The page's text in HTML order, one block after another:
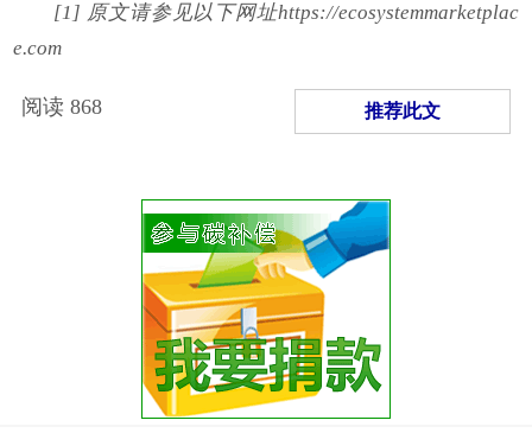
[1] 原文请参见以下网址https://ecosystemmarketplac
e.com
阅读 868 推荐此文